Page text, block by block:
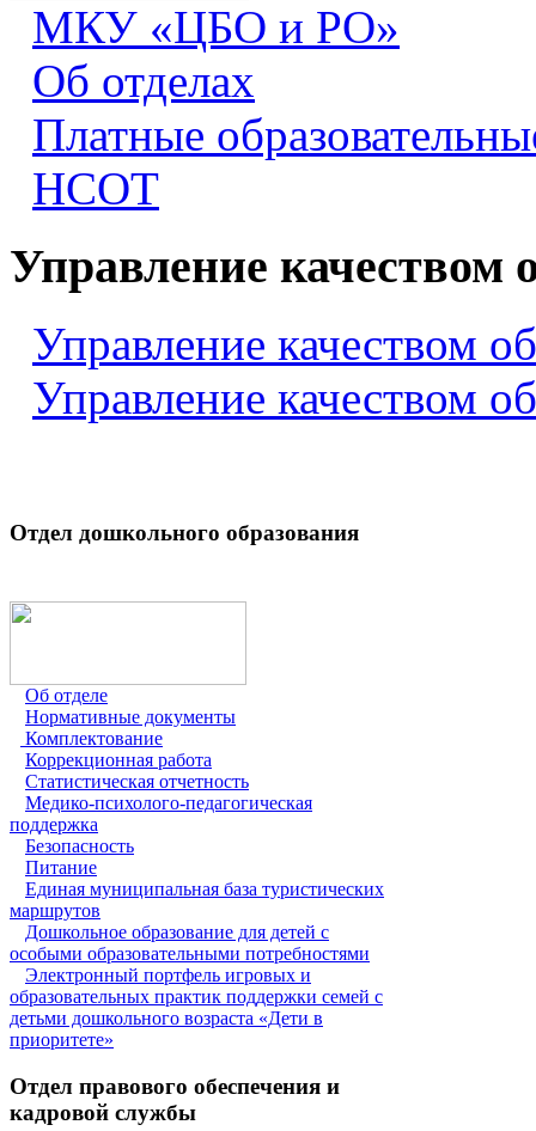
МКУ «ЦБО и РО»
Об отделах
Платные
НСОТ
Управление качеством
Управление качеством
Управление качеством
Отдел дошкольного образования
Об отделе
Нормативные документы
Комплектование
Коррекционная работа
Статистическая отчетность
Медико-психолого-педагогическая
поддержка
Безопасность
Питание
Единая муниципальная база туристических
маршрутов
Дошкольное образование для детей с
особыми образовательными потребностями
Электронный портфель игровых и
образовательных практик поддержки семей с
детьми дошкольного возраста «Дети в
приоритете»
Отдел правового обеспечения и
кадровой службы